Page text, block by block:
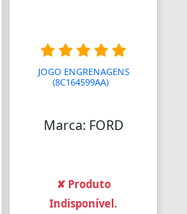
JOGO ENGRENAGENS
(8C164599AA)
Marca: FORD
✘ Produto
Indisponível.